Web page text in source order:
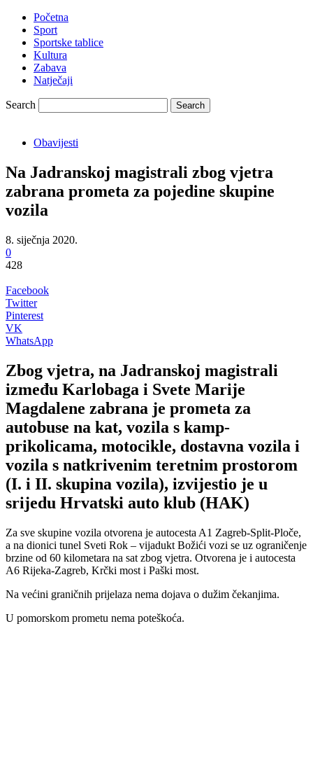
Početna
Sport
Sportske tablice
Kultura
Zabava
Natječaji
Search
Obavijesti
Na Jadranskoj magistrali zbog vjetra
zabrana prometa za pojedine skupine
vozila
8. siječnja 2020.
0
428
Facebook
Twitter
Pinterest
VK
WhatsApp
Zbog vjetra, na Jadranskoj magistrali
između Karlobaga i Svete Marije
Magdalene zabrana je prometa za
autobuse na kat, vozila s kamp-
prikolicama, motocikle, dostavna vozila i
vozila s natkrivenim teretnim prostorom
(I. i II. skupina vozila), izvijestio je u
srijedu Hrvatski auto klub (HAK)
Za sve skupine vozila otvorena je autocesta A1 Zagreb-Split-Ploče,
a na dionici tunel Sveti Rok – vijadukt Božići vozi se uz ograničenje
brzine od 60 kilometara na sat zbog vjetra. Otvorena je i autocesta
A6 Rijeka-Zagreb, Krčki most i Paški most.
Na većini graničnih prijelaza nema dojava o dužim čekanjima.
U pomorskom prometu nema poteškoća.